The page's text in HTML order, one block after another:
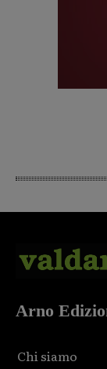
Arno
Chi siamo